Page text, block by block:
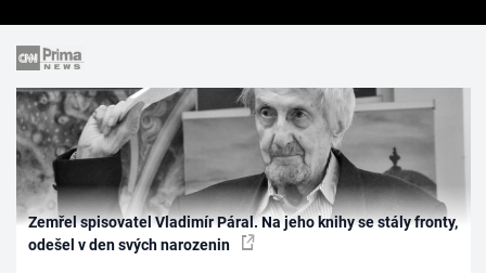
Zemřel spisovatel Vladimír Páral. Na jeho knihy se stály fronty,
odešel v den svých narozenin